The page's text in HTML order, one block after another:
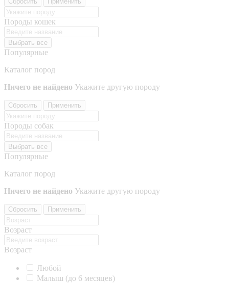
Породы кошек
Выбрать все
Популярные
Каталог пород
Ничего не найдено Укажите другую породу
Сбросить Применить
Породы собак
Выбрать все
Популярные
Каталог пород
Ничего не найдено Укажите другую породу
Сбросить Применить
Возраст
Возраст
Любой
Малыш (до 6 месяцев)